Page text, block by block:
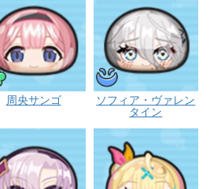
周央サンゴ
ソフィア・ヴァレン
タイン